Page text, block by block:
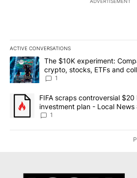
ACTIVE CONVERSATIONS
The following is a list of the most
A trending article titled "The $10K
The $10K experiment:
crypto, stocks, ETFs and
8
1
A trending article titled "FIFA scraps
FIFA scraps controversial $20
investment plan - Local News
1